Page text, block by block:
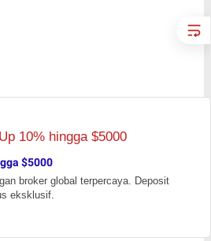
$5000
broker global terpercaya. Deposit
eksklusif.